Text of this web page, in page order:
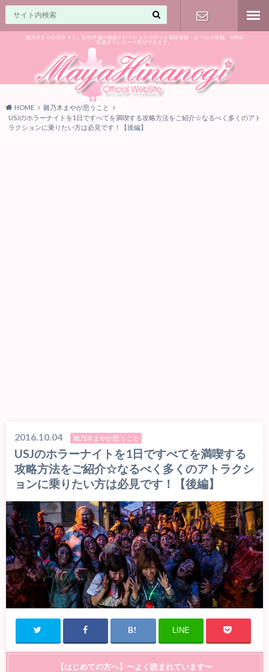
雛乃木まや公式サイト。女性声優の動画ナレーションやボイス収録依頼・ボーカル依頼、UTAU
音源ダウンロード等ができます。
気軽に♪
HOME
雛乃木まやが思うこと
USJのホラーナイトを1日ですべてを満喫する攻略方法をご紹介☆なるべく多くのアト
ラクションに乗りたい方は必見です！【後編】
2016.10.04 雛乃木まやが思うこと
USJのホラーナイトを1日ですべてを満喫する
攻略方法をご紹介☆なるべく多くのアトラクシ
ョンに乗りたい方は必見です！【後編】
LINE
【はじめての方へ】〜よく読まれています〜